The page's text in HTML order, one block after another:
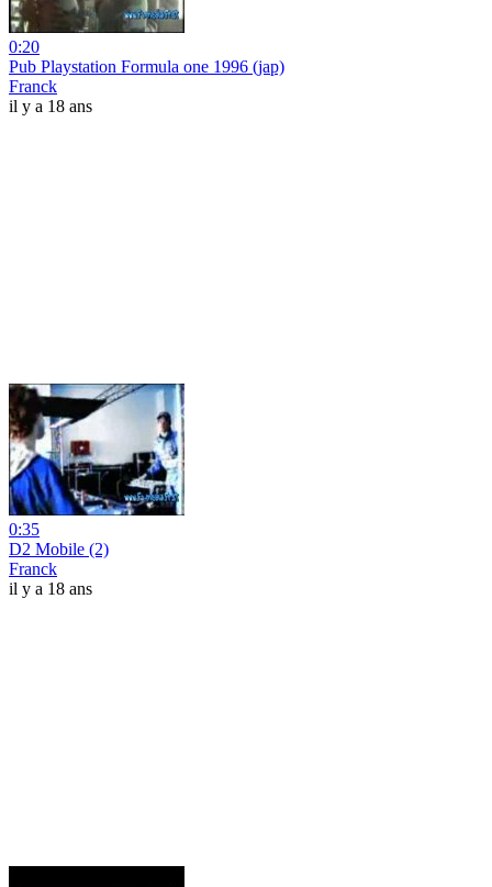
0:20
Pub Playstation Formula one 1996 (jap)
Franck
il y a 18 ans
0:35
D2 Mobile (2)
Franck
il y a 18 ans